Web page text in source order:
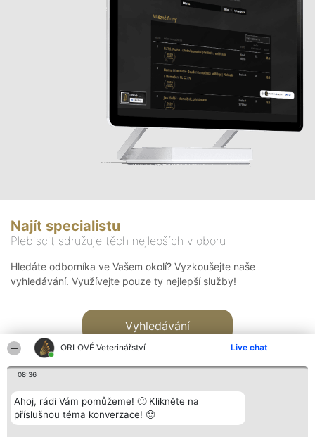
ORLOVÉ Veterinářství Live chat
08:36
Ahoj, rádi Vám pomůžeme! 🙂 Klikněte na
příslušnou téma konverzace! 🙂
Najít specialistu
Plebiscit sdružuje těch nejlepších v oboru
Hledáte odborníka ve Vašem okolí? Vyzkoušejte naše
vyhledávání. Využívejte pouze ty nejlepší služby!
Vyhledávání